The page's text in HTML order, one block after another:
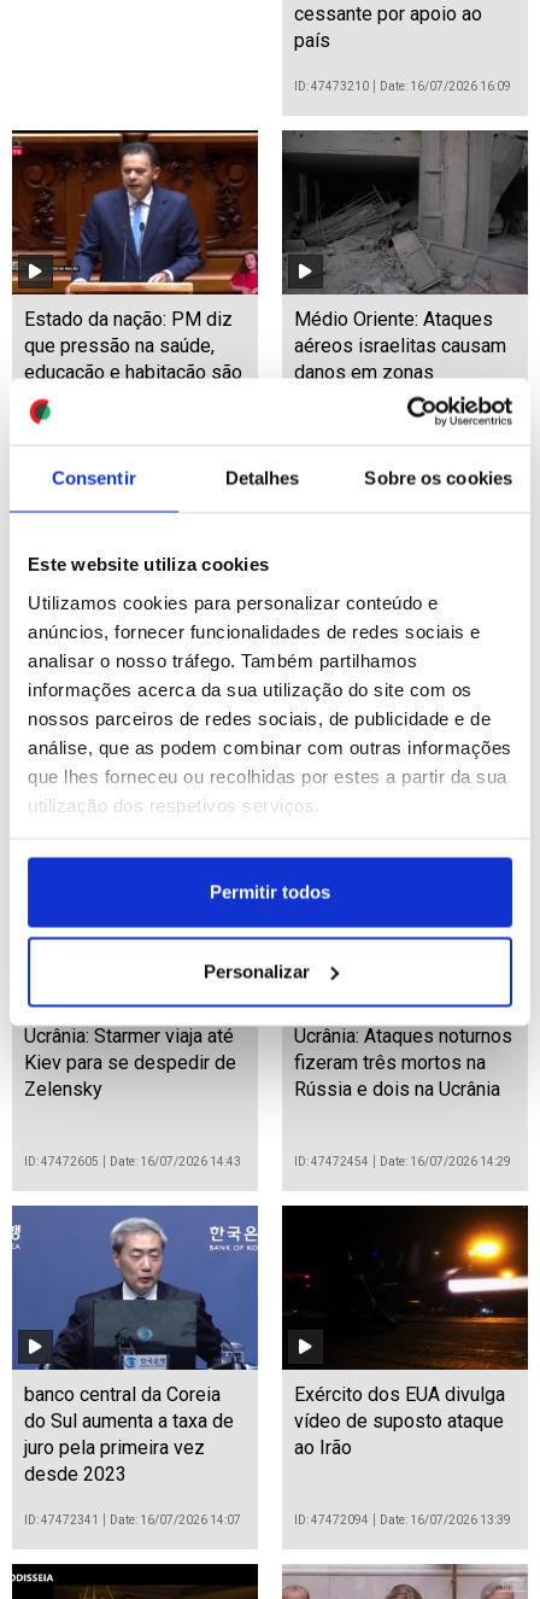
Consentir Detalhes Sobre os cookies
Este website utiliza cookies
Utilizamos cookies para personalizar conteúdo e
anúncios, fornecer funcionalidades de redes sociais e
analisar o nosso tráfego. Também partilhamos
informações acerca da sua utilização do site com os
nossos parceiros de redes sociais, de publicidade e de
análise, que as podem combinar com outras informações
que lhes forneceu ou recolhidas por estes a partir da sua
utilização dos respetivos serviços.
Permitir todos
Personalizar
cessante por apoio ao
país
ID: 47473210 Date: 16/07/2026 16:09
Estado da nação: PM diz
que pressão na saúde,
educação e habitação são
“fruto da
irresponsabilidade” dos
Médio Oriente: Ataques
aéreos israelitas causam
danos em zonas
evacuadas de Gaza
Ucranianos manifestam-
se contra a demissão do
ministro da Defesa
ID: 47472733
Ucrânia: Starmer viaja até
Kiev para se despedir de
Zelensky
ID: 47472605 Date: 16/07/2026 14:43
Ucrânia: Ataques noturnos
fizeram três mortos na
Rússia e dois na Ucrânia
ID: 47472454 Date: 16/07/2026 14:29
banco central da Coreia
do Sul aumenta a taxa de
juro pela primeira vez
desde 2023
ID: 47472341 Date: 16/07/2026 14:07
Exército dos EUA divulga
vídeo de suposto ataque
ao Irão
ID: 47472094 Date: 16/07/2026 13:39